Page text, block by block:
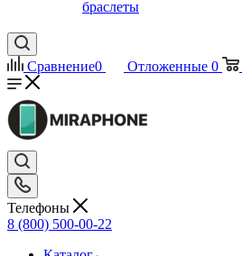
браслеты
Сравнение0 Отложенные 0
Телефоны
8 (800) 500-00-22